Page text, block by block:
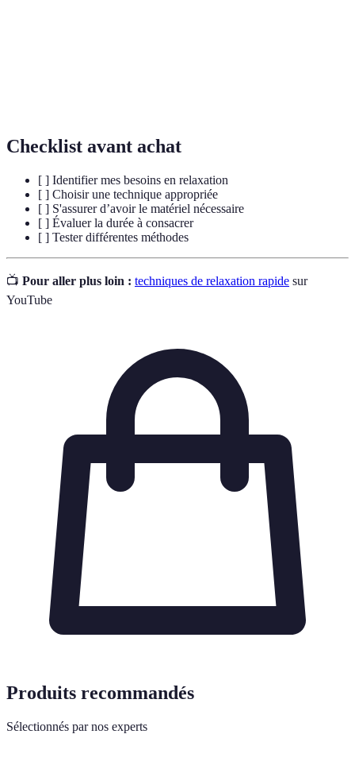
Checklist avant achat
[ ] Identifier mes besoins en relaxation
[ ] Choisir une technique appropriée
[ ] S'assurer d’avoir le matériel nécessaire
[ ] Évaluer la durée à consacrer
[ ] Tester différentes méthodes
📺 Pour aller plus loin : techniques de relaxation rapide sur
YouTube
Produits recommandés
Sélectionnés par nos experts